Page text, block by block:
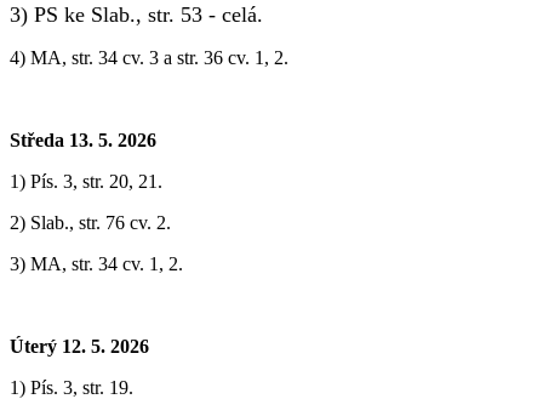
3) PS ke Slab., str. 53 - celá.
4) MA, str. 34 cv. 3 a str. 36 cv. 1, 2.
Středa 13. 5. 2026
1) Pís. 3, str. 20, 21.
2) Slab., str. 76 cv. 2.
3) MA, str. 34 cv. 1, 2.
Úterý 12. 5. 2026
1) Pís. 3, str. 19.